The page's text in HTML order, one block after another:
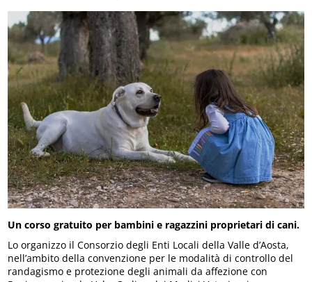
Un corso gratuito per bambini e ragazzini proprietari di cani.
Lo organizzo il Consorzio degli Enti Locali della Valle d’Aosta,
nell’ambito della convenzione per le modalità di controllo del
randagismo e protezione degli animali da affezione con